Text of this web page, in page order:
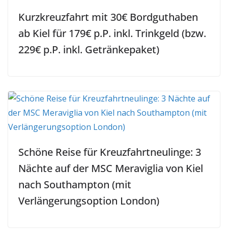
Kurzkreuzfahrt mit 30€ Bordguthaben
ab Kiel für 179€ p.P. inkl. Trinkgeld (bzw.
229€ p.P. inkl. Getränkepaket)
Schöne Reise für Kreuzfahrtneulinge: 3
Nächte auf der MSC Meraviglia von Kiel
nach Southampton (mit
Verlängerungsoption London)